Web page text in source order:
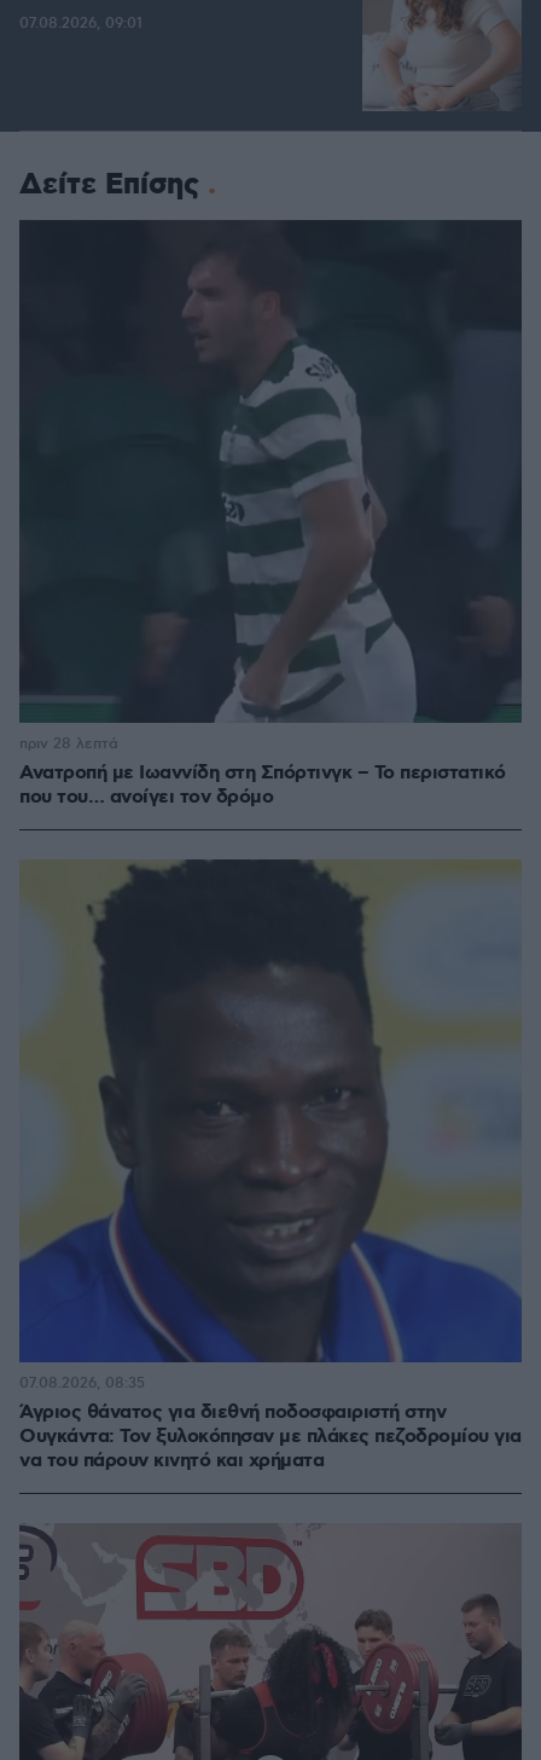
07.08.2026, 09:01
Δείτε Επίσης
Ανατροπή με Ιωαννίδη στη Σπόρτινγκ – Το περιστατικό
που του… ανοίγει τον δρόμο
πριν 28 λεπτά
Άγριος θάνατος για διεθνή ποδοσφαιριστή στην
Ουγκάντα: Τον ξυλοκόπησαν με πλάκες πεζοδρομίου για
να του πάρουν κινητό και χρήματα
07.08.2026, 08:35